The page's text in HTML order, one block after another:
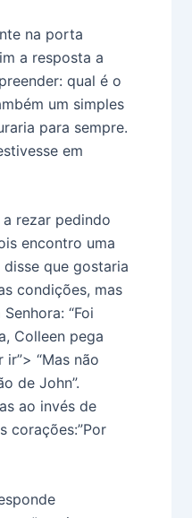
na porta
a resposta a
qual é o
um simples
para sempre.
em
rezar pedindo
encontro uma
que gostaria
condições, mas
“Foi
Colleen pega
“Mas não
de John”.
ao invés de
corações:”Por